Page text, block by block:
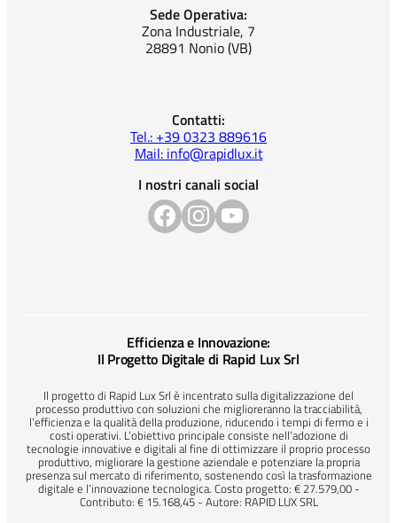
Sede Operativa:
Zona Industriale, 7
28891 Nonio (VB)
Contatti:
Tel.: +39 0323 889616
Mail: info@rapidlux.it
I nostri canali social
Efficienza e Innovazione:
Il Progetto Digitale di Rapid Lux Srl
Il progetto di Rapid Lux Srl è incentrato sulla digitalizzazione del
processo produttivo con soluzioni che miglioreranno la tracciabilità,
l’efficienza e la qualità della produzione, riducendo i tempi di fermo e i
costi operativi. L’obiettivo principale consiste nell’adozione di
tecnologie innovative e digitali al fine di ottimizzare il proprio processo
produttivo, migliorare la gestione aziendale e potenziare la propria
presenza sul mercato di riferimento, sostenendo così la trasformazione
digitale e l’innovazione tecnologica. Costo progetto: € 27.579,00 -
Contributo: € 15.168,45 - Autore: RAPID LUX SRL